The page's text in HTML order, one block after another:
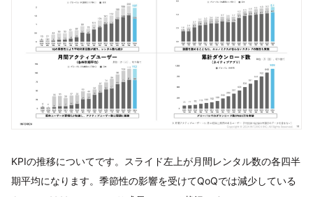
KPIの推移についてです。スライド左上が月間レンタル数の各四半
期平均になります。季節性の影響を受けてQoQでは減少している